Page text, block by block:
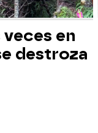
veces en
destroza